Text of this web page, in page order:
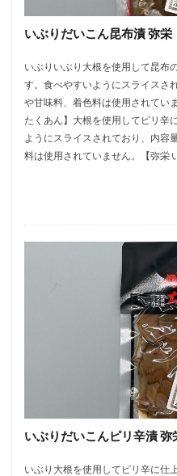
いぶりだいこん昆布漬 弥栄
いぶりいぶり大根を使用して昆布
す。食べやすいようにスライスさ
や甘味料、着色料は使用されてい
たくあん】大根を使用してピリ辛
ようにスライスされており、内容
料は使用されていません。【弥栄
いぶりだいこんピリ辛漬 弥
いぶり大根を使用してピリ辛に仕